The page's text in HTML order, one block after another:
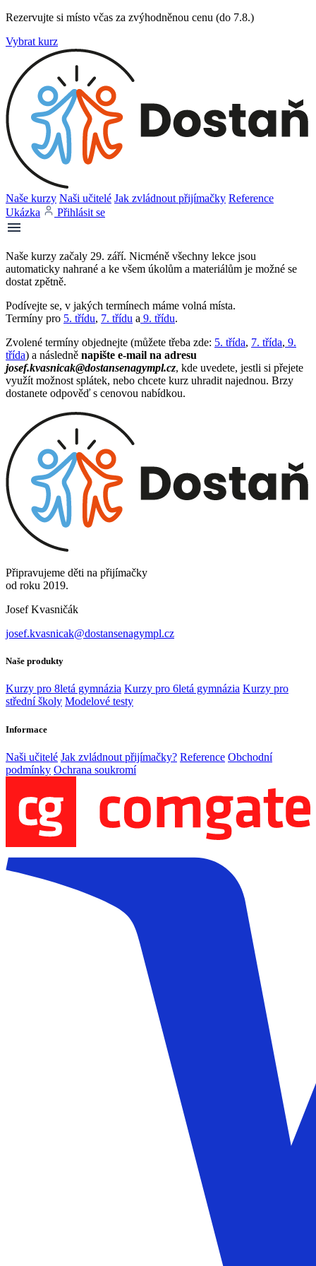
Rezervujte si místo včas za zvýhodněnou cenu (do 7.8.)
Vybrat kurz
Naše kurzy Naši učitelé Jak zvládnout přijímačky Reference
Ukázka
Přihlásit se
Naše kurzy začaly 29. září. Nicméně všechny lekce jsou
automaticky nahrané a ke všem úkolům a materiálům je možné se
dostat zpětně.
Podívejte se, v jakých termínech máme volná místa.
Termíny pro 5. třídu, 7. třídu a 9. třídu.
Zvolené termíny objednejte (můžete třeba zde: 5. třída, 7. třída, 9.
třída) a následně napište e-mail na adresu
josef.kvasnicak@dostansenagympl.cz, kde uvedete, jestli si přejete
využít možnost splátek, nebo chcete kurz uhradit najednou. Brzy
dostanete odpověď s cenovou nabídkou.
Připravujeme děti na přijímačky
od roku 2019.
Josef Kvasničák
josef.kvasnicak@dostansenagympl.cz
Naše produkty
Kurzy pro 8letá gymnázia Kurzy pro 6letá gymnázia Kurzy pro
střední školy Modelové testy
Informace
Naši učitelé Jak zvládnout přijímačky? Reference Obchodní
podmínky Ochrana soukromí